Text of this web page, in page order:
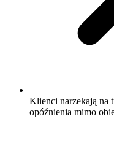
Klienci narzekają na
opóźnienia mimo